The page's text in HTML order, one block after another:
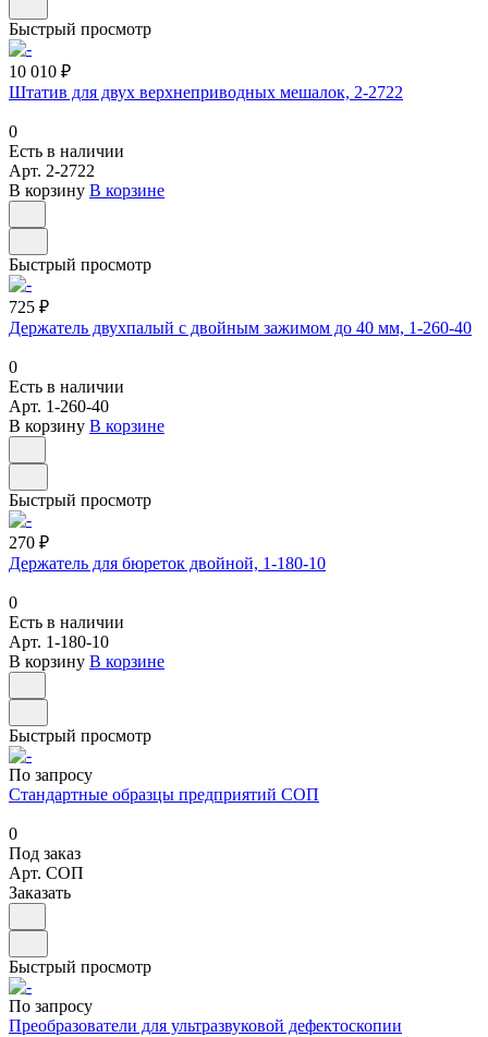
Быстрый просмотр
10 010 ₽
Штатив для двух верхнеприводных мешалок, 2-2722
0
Есть в наличии
Арт. 2-2722
В корзину В корзине
Быстрый просмотр
725 ₽
Держатель двухпалый с двойным зажимом до 40 мм, 1-260-40
0
Есть в наличии
Арт. 1-260-40
В корзину В корзине
Быстрый просмотр
270 ₽
Держатель для бюреток двойной, 1-180-10
0
Есть в наличии
Арт. 1-180-10
В корзину В корзине
Быстрый просмотр
По запросу
Стандартные образцы предприятий СОП
0
Под заказ
Арт. СОП
Заказать
Быстрый просмотр
По запросу
Преобразователи для ультразвуковой дефектоскопии